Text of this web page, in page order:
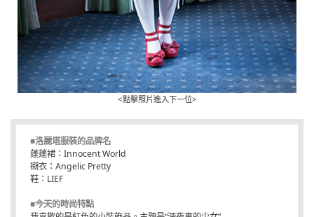
<點擊照片進入下一位>
■洛麗塔服裝的品牌名
蓬蓬裙：Innocent World
襯衣：Angelic Pretty
鞋：LIEF
■今天的時尚特點